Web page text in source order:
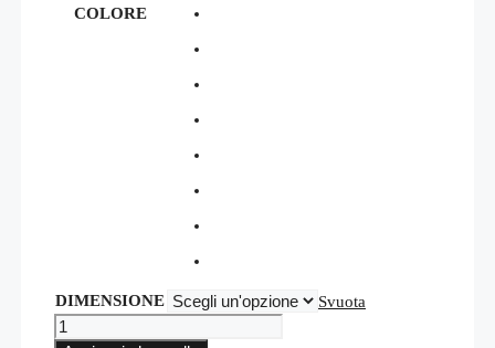
COLORE
DIMENSIONE
Svuota
Stickers
murali